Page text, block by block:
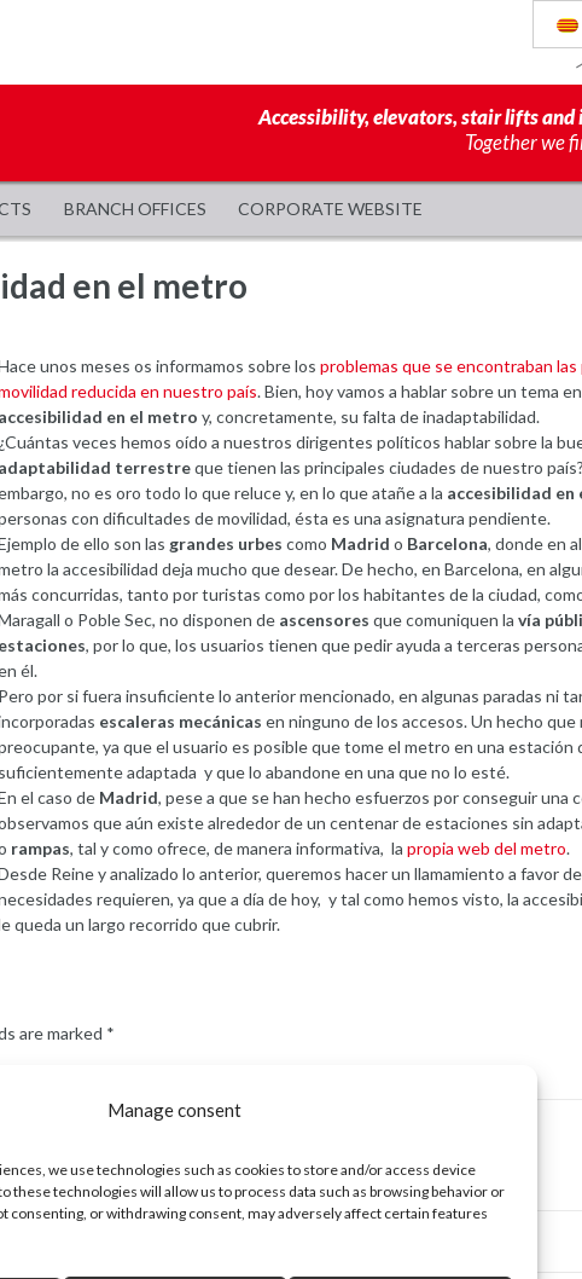
Manage consent
we use technologies such as cookies to store and/or access device
these technologies will allow us to process data such as browsing behavior or
consenting, or withdrawing consent, may adversely affect certain features
Accessibility, elevators, stair lifts
Together we
BRANCH OFFICES CORPORATE WEBSITE
en el metro
unos meses os informamos sobre los problemas que se encontraban las
reducida en nuestro país. Bien, hoy vamos a hablar sobre un tema
accesibilidad en el metro y, concretamente, su falta de inadaptabilidad.
¿Cuántas veces hemos oído a nuestros dirigentes políticos hablar sobre la
adaptabilidad terrestreque tienen las principales ciudades de nuestro
no es oro todo lo que reluce y, en lo que atañe a la accesibilidad en
con dificultades de movilidad, ésta es una asignatura pendiente.
de ello son las grandes urbes como Madrid o Barcelona, donde en
la accesibilidad deja mucho que desear. De hecho, en Barcelona, en
concurridas, tanto por turistas como por los habitantes de la ciudad,
o Poble Sec, no disponen de ascensores que comuniquen la vía
estaciones, por lo que, los usuarios tienen que pedir ayuda a terceras
él.
Pero por si fuera insuficiente lo anterior mencionado, en algunas paradas ni
escaleras mecánicas en ninguno de los accesos. Un hecho
ya que el usuario es posible que tome el metro en una estación
suficientemente adaptada y que lo abandone en una que no lo esté.
el caso de Madrid, pese a que se han hecho esfuerzos por conseguir una
que aún existe alrededor de un centenar de estaciones sin
rampas, tal y como ofrece, de manera informativa, la propia web del metro.
Reine y analizado lo anterior, queremos hacer un llamamiento a favor
requieren, ya que a día de hoy, y tal como hemos visto, la
queda un largo recorrido que cubrir.
are marked *